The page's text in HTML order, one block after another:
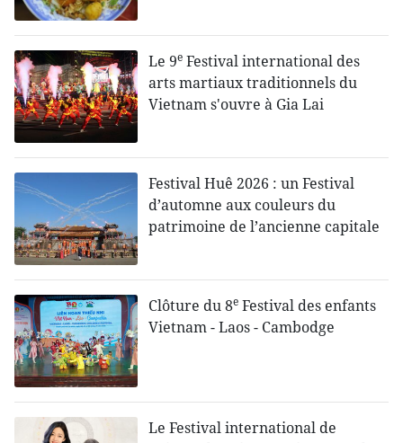
Le 9e Festival international des
arts martiaux traditionnels du
Vietnam s'ouvre à Gia Lai
Festival Huê 2026 : un Festival
d’automne aux couleurs du
patrimoine de l’ancienne capitale
Clôture du 8e Festival des enfants
Vietnam - Laos - Cambodge
Le Festival international de